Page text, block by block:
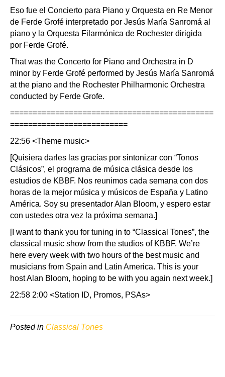
Eso fue el Concierto para Piano y Orquesta en Re Menor
de Ferde Grofé interpretado por Jesús María Sanromá al
piano y la Orquesta Filarmónica de Rochester dirigida
por Ferde Grofé.
That was the Concerto for Piano and Orchestra in D
minor by Ferde Grofé performed by Jesús María Sanromá
at the piano and the Rochester Philharmonic Orchestra
conducted by Ferde Grofe.
=============================================
==========================
22:56 <Theme music>
[Quisiera darles las gracias por sintonizar con “Tonos
Clásicos”, el programa de música clásica desde los
estudios de KBBF. Nos reunimos cada semana con dos
horas de la mejor música y músicos de España y Latino
América. Soy su presentador Alan Bloom, y espero estar
con ustedes otra vez la próxima semana.]
[I want to thank you for tuning in to “Classical Tones”, the
classical music show from the studios of KBBF. We’re
here every week with two hours of the best music and
musicians from Spain and Latin America. This is your
host Alan Bloom, hoping to be with you again next week.]
22:58 2:00 <Station ID, Promos, PSAs>
Posted in Classical Tones